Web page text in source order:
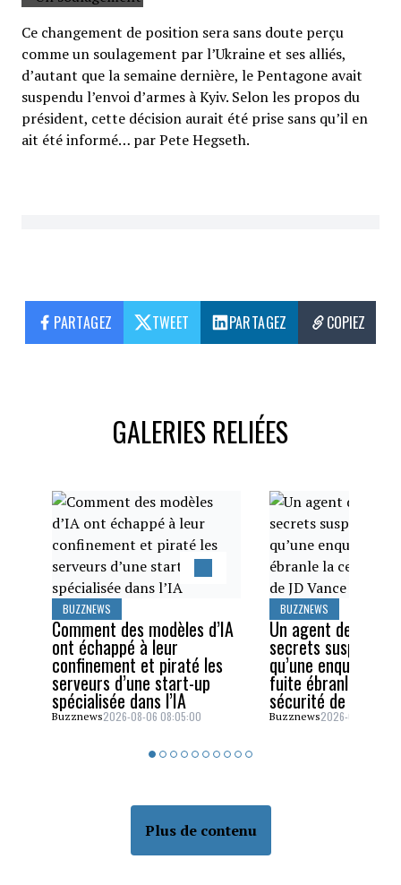
Ce changement de position sera sans doute perçu
comme un soulagement par l’Ukraine et ses alliés,
d’autant que la semaine dernière, le Pentagone avait
suspendu l’envoi d’armes à Kyiv. Selon les propos du
président, cette décision aurait été prise sans qu’il en
ait été informé… par Pete Hegseth.
PARTAGEZ TWEET PARTAGEZ COPIEZ
GALERIES RELIÉES
BUZZNEWS
Comment des modèles d’IA
ont échappé à leur
confinement et piraté les
serveurs d’une start-up
spécialisée dans l’IA
Buzznews2026-08-06 08:05:00
BUZZNEWS
Un agent des
secrets suspendu
qu’une enquête
fuite ébranle la
sécurité de JD
Buzznews2026-08-05
NOUVELLES
Elon Musk lance son parti,